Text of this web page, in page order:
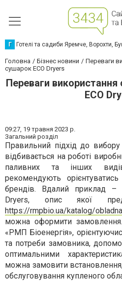
Г Готелі та садиби Яремче, Ворохти,
Головна Бізнес новини
Переваги
сушарок ECO Dryers
Переваги використання
ECO
09:27, 19 травня 2023 р.
Загальний розділ
Правильний підхід до
відбивається на роботі
паливних та інших
рекомендують
брендів. Вдалий приклад –
Dryers, опис якої
https://rmpbio.ua/katalog/
можна оформити замовлення.
«РМП Біоенергія»,
та потреби замовника,
оптимальними
можна замовити
обслуговування купленого